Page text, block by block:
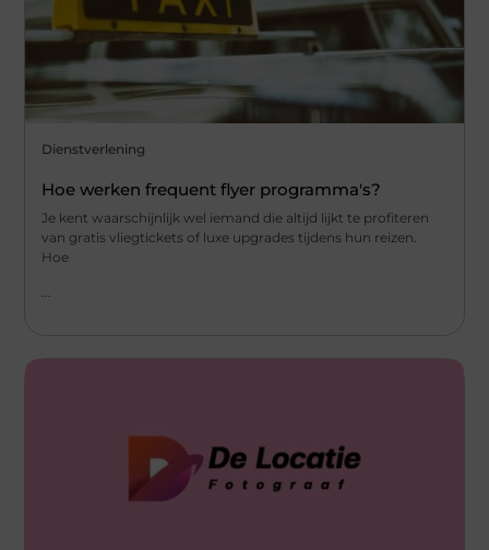
Dienstverlening
Hoe werken frequent flyer programma's?
Je kent waarschijnlijk wel iemand die altijd lijkt te profiteren
van gratis vliegtickets of luxe upgrades tijdens hun reizen.
Hoe
...